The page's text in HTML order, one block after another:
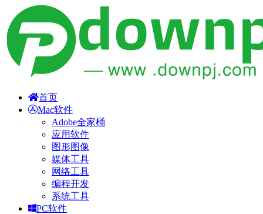
首页
Mac软件
Adobe全家桶
应用软件
图形图像
媒体工具
网络工具
编程开发
系统工具
PC软件